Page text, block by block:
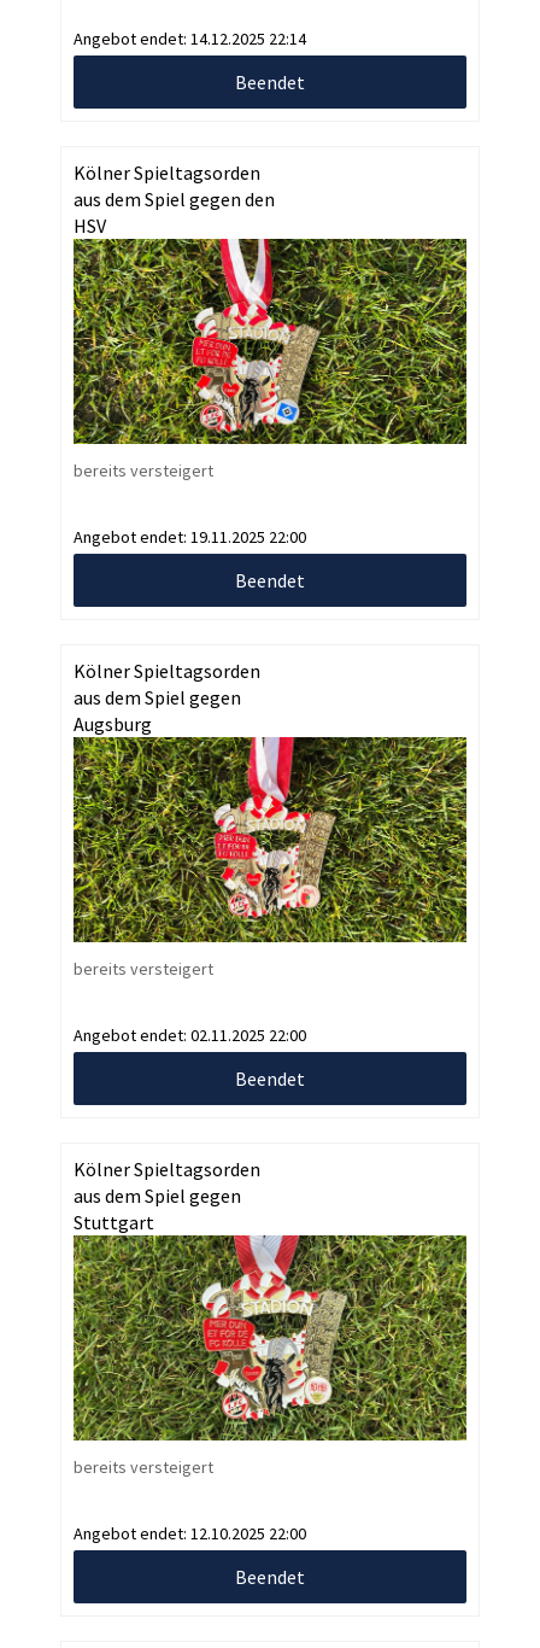
Angebot endet: 14.12.2025 22:14
Beendet
Kölner Spieltagsorden
aus dem Spiel gegen den
HSV
bereits versteigert
Angebot endet: 19.11.2025 22:00
Beendet
Kölner Spieltagsorden
aus dem Spiel gegen
Augsburg
bereits versteigert
Angebot endet: 02.11.2025 22:00
Beendet
Kölner Spieltagsorden
aus dem Spiel gegen
Stuttgart
bereits versteigert
Angebot endet: 12.10.2025 22:00
Beendet